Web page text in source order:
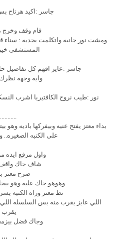
جاسر :اكيد هرتاح
قام وقف وخرج
ومشت نور جانبه واتكلمت بجديه : سناء
المستشفى خير
جاسر :عايز افهم كل تفاصيل
وايه وجهه
نور :طيب نروح الكافتيريا اشرب
...........
بداء معتز يفتح عنيه وبيفركها باديه
على الكنبه الصغيره..
واول مرفع ايده
شاف جاك
صرخ معتز
وهوهو جاك عليه وهو
نط معتز وراه الكنبه
اللي عايز يقرب منه بس السلسله
يقرب
وجاك فضل